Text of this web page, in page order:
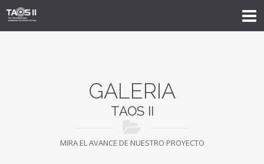
GALERIA
TAOS II
MIRA EL AVANCE DE NUESTRO PROYECTO